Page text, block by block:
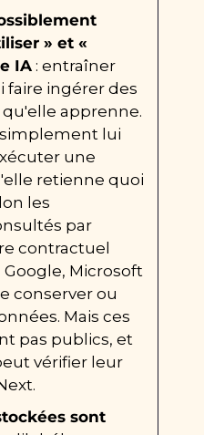
» et «
IA : entraîner
faire ingérer des
apprenne.
lui
une
retienne quoi
les
par
contractuel
Microsoft
conserver ou
Mais ces
pas publics, et
vérifier leur
sont